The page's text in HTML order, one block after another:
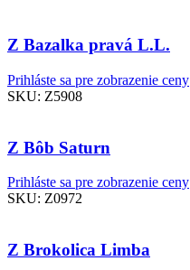
Z Bazalka pravá L.L.
Prihláste sa pre zobrazenie ceny
SKU: Z5908
Z Bôb Saturn
Prihláste sa pre zobrazenie ceny
SKU: Z0972
Z Brokolica Limba